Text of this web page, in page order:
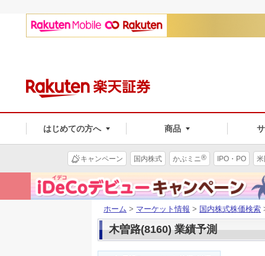
はじめての方へ 商品
キャンペーン 国内株式 かぶミニ® IPO・PO
ホーム > マーケット情報 > 国内株式株価検索
木曽路(8160) 業績予測